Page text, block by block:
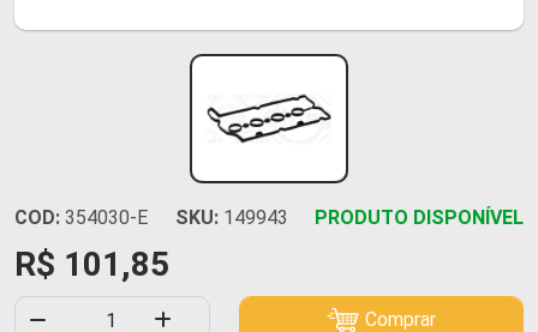
COD: 354030-E SKU: 149943 PRODUTO DISPONÍVEL
R$ 101,85
Comprar